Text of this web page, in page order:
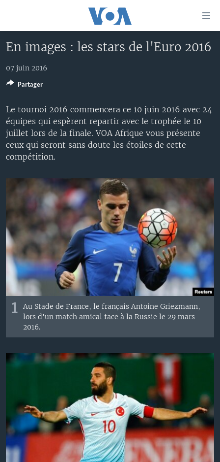
principal
principale
Retour
la
recherche
À LA UNE
AFRIQUE
ÉTATS-UNIS
SPORT
TV
LE MONDE AUJOURD'HUI
VOA60 AFRIQUE
WASHINGTON FORUM
CORRESPONDANT VOA
FOCUS SAHEL
VOUS + NOUS
CARNET DE SANTÉ
RADIO
LE MONDE AUJOURD'HUI
À VOTRE AVIS
VOTRE SANTÉ VOTRE AVENIR
LE MONDE AU FÉMININ
DIALOGUE DES RELIGIONS
AUTRES LANGUES
BAMBARA
FULFULDE
LINGALA
Apprenez L'anglais
SUIVEZ-NOUS
En images : les stars de l'Euro 2016
07 juin 2016
Le tournoi 2016 commencera ce 10 juin 2016 avec 24
équipes qui espèrent repartir avec le trophée le 10
juillet lors de la finale. VOA Afrique vous présente
ceux qui seront sans doute les étoiles de cette
compétition.
1
Au Stade de France, le français Antoine Griezmann,
lors d'un match amical face à la Russie le 29 mars
2016.
Partager